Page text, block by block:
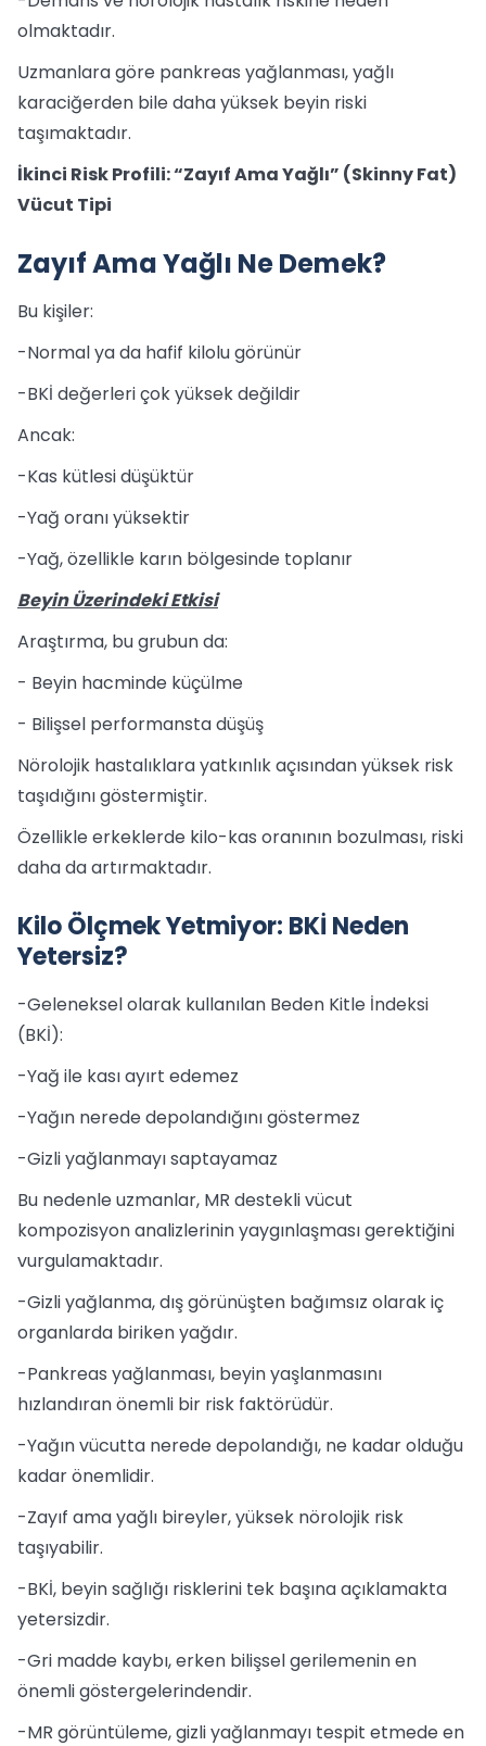
olmaktadır.
Uzmanlara göre pankreas yağlanması, yağlı
karaciğerden bile daha yüksek beyin riski
taşımaktadır.
İkinci Risk Profili: “Zayıf Ama Yağlı” (Skinny Fat)
Vücut Tipi
Zayıf Ama Yağlı Ne Demek?
Bu kişiler:
-Normal ya da hafif kilolu görünür
-BKİ değerleri çok yüksek değildir
Ancak:
-Kas kütlesi düşüktür
-Yağ oranı yüksektir
-Yağ, özellikle karın bölgesinde toplanır
Beyin Üzerindeki Etkisi
Araştırma, bu grubun da:
- Beyin hacminde küçülme
- Bilişsel performansta düşüş
Nörolojik hastalıklara yatkınlık açısından yüksek risk
taşıdığını göstermiştir.
Özellikle erkeklerde kilo-kas oranının bozulması, riski
daha da artırmaktadır.
Kilo Ölçmek Yetmiyor: BKİ Neden
Yetersiz?
-Geleneksel olarak kullanılan Beden Kitle İndeksi
(BKİ):
-Yağ ile kası ayırt edemez
-Yağın nerede depolandığını göstermez
-Gizli yağlanmayı saptayamaz
Bu nedenle uzmanlar, MR destekli vücut
kompozisyon analizlerinin yaygınlaşması gerektiğini
vurgulamaktadır.
-Gizli yağlanma, dış görünüşten bağımsız olarak iç
organlarda biriken yağdır.
-Pankreas yağlanması, beyin yaşlanmasını
hızlandıran önemli bir risk faktörüdür.
-Yağın vücutta nerede depolandığı, ne kadar olduğu
kadar önemlidir.
-Zayıf ama yağlı bireyler, yüksek nörolojik risk
taşıyabilir.
-BKİ, beyin sağlığı risklerini tek başına açıklamakta
yetersizdir.
-Gri madde kaybı, erken bilişsel gerilemenin en
önemli göstergelerindendir.
-MR görüntüleme, gizli yağlanmayı tespit etmede en